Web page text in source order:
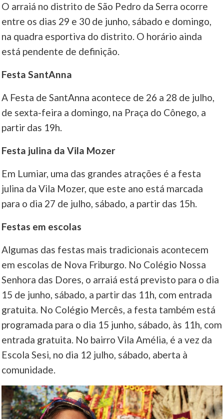
O arraiá no distrito de São Pedro da Serra ocorre
entre os dias 29 e 30 de junho, sábado e domingo,
na quadra esportiva do distrito. O horário ainda
está pendente de definição.
Festa SantAnna
A Festa de SantAnna acontece de 26 a 28 de julho,
de sexta-feira a domingo, na Praça do Cônego, a
partir das 19h.
Festa julina da Vila Mozer
Em Lumiar, uma das grandes atrações é a festa
julina da Vila Mozer, que este ano está marcada
para o dia 27 de julho, sábado, a partir das 15h.
Festas em escolas
Algumas das festas mais tradicionais acontecem
em escolas de Nova Friburgo. No Colégio Nossa
Senhora das Dores, o arraiá está previsto para o dia
15 de junho, sábado, a partir das 11h, com entrada
gratuita. No Colégio Mercês, a festa também está
programada para o dia 15 junho, sábado, às 11h, com
entrada gratuita. No bairro Vila Amélia, é a vez da
Escola Sesi, no dia 12 julho, sábado, aberta à
comunidade.